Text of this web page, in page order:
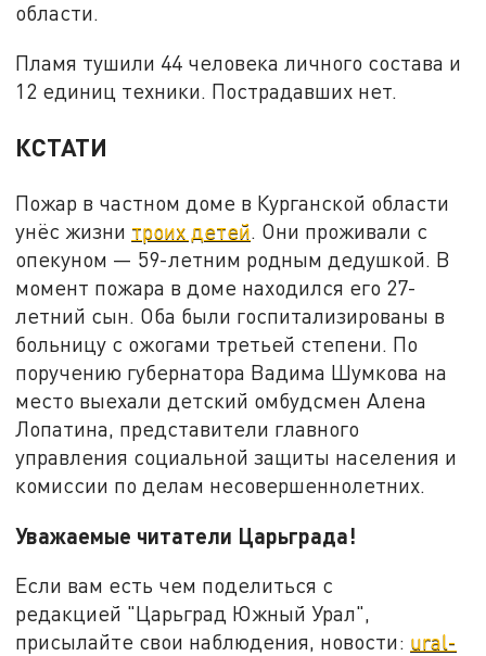
области.
Пламя тушили 44 человека личного состава и
12 единиц техники. Пострадавших нет.
КСТАТИ
Пожар в частном доме в Курганской области
унёс жизни троих детей. Они проживали с
опекуном — 59-летним родным дедушкой. В
момент пожара в доме находился его 27-
летний сын. Оба были госпитализированы в
больницу с ожогами третьей степени. По
поручению губернатора Вадима Шумкова на
место выехали детский омбудсмен Алена
Лопатина, представители главного
управления социальной защиты населения и
комиссии по делам несовершеннолетних.
Уважаемые читатели Царьграда!
Если вам есть чем поделиться с
редакцией "Царьград Южный Урал",
присылайте свои наблюдения, новости: ural-